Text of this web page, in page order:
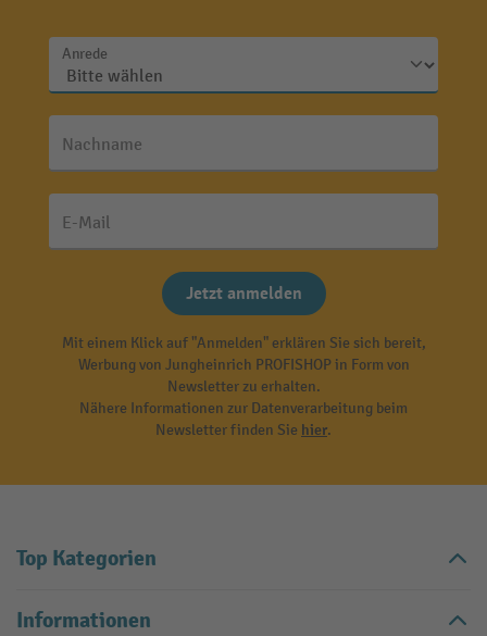
Anrede
Nachname
E-Mail
Jetzt anmelden
Mit einem Klick auf "Anmelden" erklären Sie sich bereit,
Werbung von Jungheinrich PROFISHOP in Form von
Newsletter zu erhalten.
Nähere Informationen zur Datenverarbeitung beim
Newsletter finden Sie hier.
Top Kategorien
Informationen